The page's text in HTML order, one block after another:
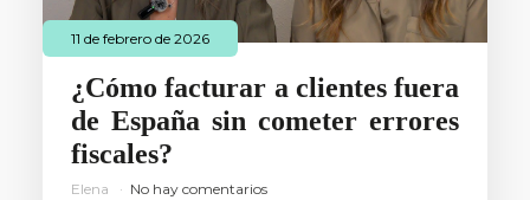
11 de febrero de 2026
¿Cómo facturar a clientes fuera
de España sin cometer errores
fiscales?
Elena No hay comentarios